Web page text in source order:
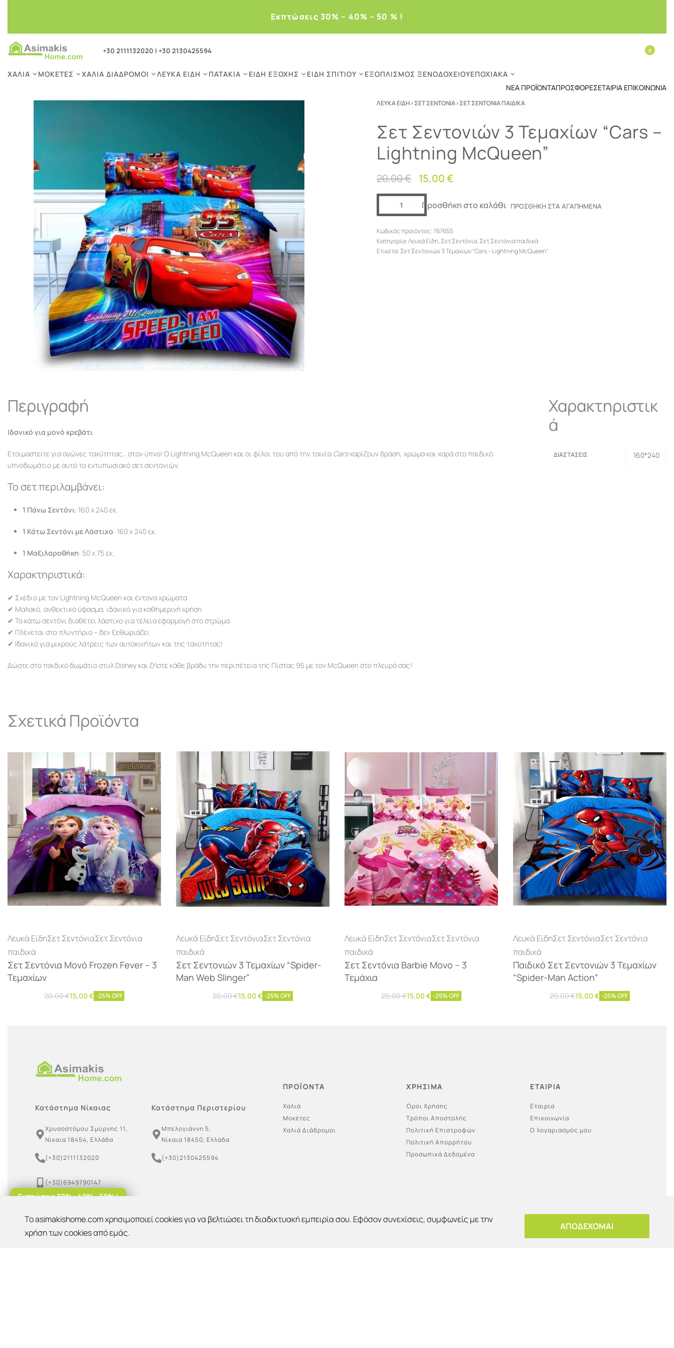
Eκπτώσεις 30% – 40% – 50 % !
+30 2111132020 | +30 2130425594 0
ΧΑΛΙΆ ΜΟΚΈΤΕΣ ΧΑΛΙΆ ΔΙΆΔΡΟΜΟΙ ΛΕΥΚΆ ΕΊΔΗ ΠΑΤΆΚΙΑ ΕΊΔΗ ΕΞΟΧΉΣ ΕΊΔΗ ΣΠΙΤΙΟΎ ΕΞΟΠΛΙΣΜΌΣ ΞΕΝΟΔΟΧΕΊΟΥΕΠΟΧΙΑΚΆ
ΝΈΑ ΠΡΟΪΌΝΤΑΠΡΟΣΦΟΡΈΣΕΤΑΙΡΊΑ ΕΠΙΚΟΙΝΩΝΊΑ
ΛΕΥΚΆ ΕΊΔΗ›ΣΕΤ ΣΕΝΤΌΝΙΑ›ΣΕΤ ΣΕΝΤΌΝΙΑ ΠΑΙΔΙΚΆ
Σετ Σεντονιών 3 Τεμαχίων “Cars –
Lightning McQueen”
20,00€ 15,00€
Προσθήκη στο καλάθι ΠΡΟΣΘΗΚΗ ΣΤΑ ΑΓΑΠΗΜΕΝΑ
767655
Κατηγορία:Λευκά Είδη, Σετ Σεντόνια, Σετ Σεντόνια παιδικά
Ετικέτα:Σετ Σεντονιών 3 Τεμαχίων "Cars – Lightning McQueen"
Περιγραφή
Ιδανικό για μονό κρεβάτι
Ετοιμαστείτε για αγώνες ταχύτητας… στον ύπνο! Ο Lightning McQueen και οι φίλοι του από την ταινία Carsχαρίζουν δράση, χρώμα και χαρά στο παιδικό
υπνοδωμάτιο με αυτό το εντυπωσιακό σετ σεντονιών.
Το σετ περιλαμβάνει:
1 Πάνω Σεντόνι: 160 x 240 εκ.
1 Κάτω Σεντόνι με Λάστιχο: 160 x 240 εκ.
1 Μαξιλαροθήκη: 50 x 75 εκ.
Χαρακτηριστικά:
✔ Σχέδιο με τον Lightning McQueen και έντονα χρώματα
✔ Μαλακό, ανθεκτικό ύφασμα, ιδανικό για καθημερινή χρήση
✔ Το κάτω σεντόνι διαθέτει λάστιχο για τέλεια εφαρμογή στο στρώμα
✔ Πλένεται στο πλυντήριο – δεν ξεθωριάζει
✔ Ιδανικό για μικρούς λάτρεις των αυτοκινήτων και της ταχύτητας!
Δώστε στο παιδικό δωμάτιο στυλ Disney και ζήστε κάθε βράδυ την περιπέτεια της Πίστας 95 με τον McQueen στο πλευρό σας!
Χαρακτηριστικ
ά
ΔΙΑΣΤΆΣΕΙΣ 160*240
Σχετικά Προϊόντα
Λευκά ΕίδηΣετ ΣεντόνιαΣετ Σεντόνια
παιδικά
Σετ Σεντόνια Μονό Frozen Fever – 3
Τεμαχίων
20,00€15,00 € -25% OFF
Λευκά ΕίδηΣετ ΣεντόνιαΣετ Σεντόνια
παιδικά
Σετ Σεντονιών 3 Τεμαχίων “Spider-
Man Web Slinger”
20,00€15,00 € -25% OFF
Λευκά ΕίδηΣετ ΣεντόνιαΣετ Σεντόνια
παιδικά
Σετ Σεντόνια Barbie Μονο – 3
Τεμάχια
20,00€15,00 € -25% OFF
Λευκά ΕίδηΣετ ΣεντόνιαΣετ Σεντόνια
παιδικά
Παιδικό Σετ Σεντονιών 3 Τεμαχίων
“Spider-Man Action”
20,00€15,00 € -25% OFF
Κατάστημα Νίκαιας Κατάστημα Περιστερίου
Χρυσοστόμου Σμύρνης 11,
Νίκαια 18454, Ελλάδα
Μπελογιάννη 5,
Νίκαια 18450, Ελλάδα
(+30)2111132020 (+30)2130425594
(+30)6949790147
(+30)6955099939
asimakishome@gmail.com
ΠΡΟΪΟΝΤΑ
Χαλιά
Μοκέτες
Χαλιά Διάδρομοι
ΧΡΗΣΙΜΑ
Όροι Χρήσης
Τρόποι Αποστολής
Πολιτική Επιστροφών
Πολιτική Απορρήτου
Προσωπικά Δεδομένα
ΕΤΑΙΡΙΑ
Εταιρία
Επικοινωνία
Ο λογαριασμός μου
Εκπτώσεις 30% - 40% - 50% !
To asimakishome.com χρησιμοποιεί cookies για να βελτιώσει τη διαδικτυακή εμπειρία σου. Εφόσον συνεχίσεις, συμφωνείς με την
χρήση των cookies από εμάς.
ΑΠΟΔΕΧΟΜΑΙ
Έκπτωση 10%
Για παραλαβή από το κατάστημα!
OK